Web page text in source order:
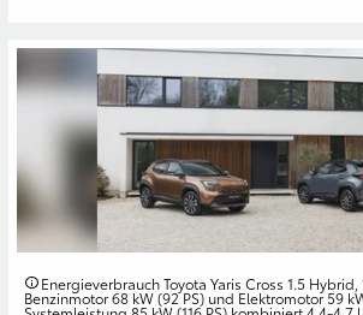
Energieverbrauch Toyota Yaris Cross 1.5 Hybrid,
Benzinmotor 68 kW (92 PS) und Elektromotor 59